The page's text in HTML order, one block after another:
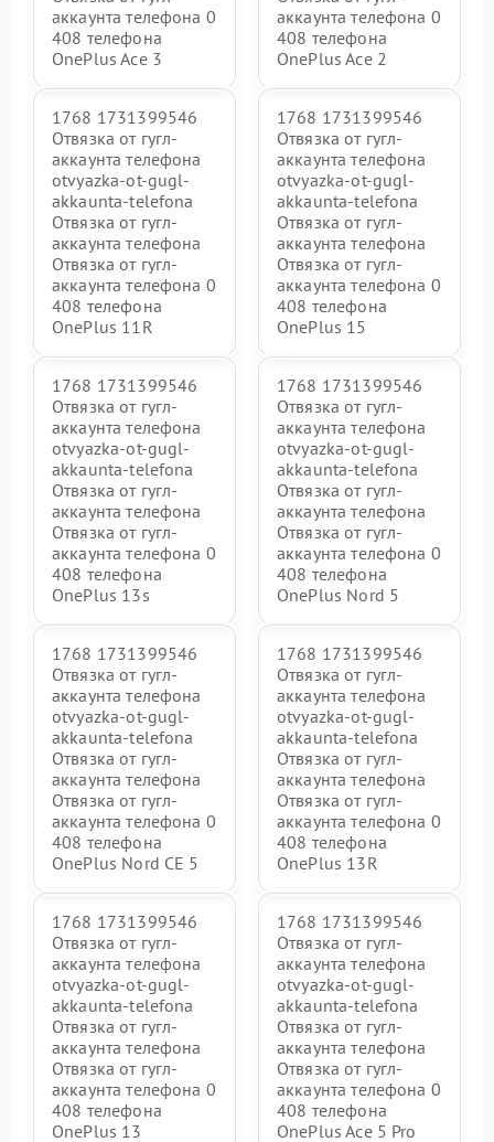
аккаунта телефона 0
408 телефона
OnePlus Ace 3
аккаунта телефона 0
408 телефона
OnePlus Ace 2
1768 1731399546
Отвязка от гугл-
аккаунта телефона
otvyazka-ot-gugl-
akkaunta-telefona
Отвязка от гугл-
аккаунта телефона
Отвязка от гугл-
аккаунта телефона 0
408 телефона
OnePlus 11R
1768 1731399546
Отвязка от гугл-
аккаунта телефона
otvyazka-ot-gugl-
akkaunta-telefona
Отвязка от гугл-
аккаунта телефона
Отвязка от гугл-
аккаунта телефона 0
408 телефона
OnePlus 15
1768 1731399546
Отвязка от гугл-
аккаунта телефона
otvyazka-ot-gugl-
akkaunta-telefona
Отвязка от гугл-
аккаунта телефона
Отвязка от гугл-
аккаунта телефона 0
408 телефона
OnePlus 13s
1768 1731399546
Отвязка от гугл-
аккаунта телефона
otvyazka-ot-gugl-
akkaunta-telefona
Отвязка от гугл-
аккаунта телефона
Отвязка от гугл-
аккаунта телефона 0
408 телефона
OnePlus Nord 5
1768 1731399546
Отвязка от гугл-
аккаунта телефона
otvyazka-ot-gugl-
akkaunta-telefona
Отвязка от гугл-
аккаунта телефона
Отвязка от гугл-
аккаунта телефона 0
408 телефона
OnePlus Nord CE 5
1768 1731399546
Отвязка от гугл-
аккаунта телефона
otvyazka-ot-gugl-
akkaunta-telefona
Отвязка от гугл-
аккаунта телефона
Отвязка от гугл-
аккаунта телефона 0
408 телефона
OnePlus 13R
1768 1731399546
Отвязка от гугл-
аккаунта телефона
otvyazka-ot-gugl-
akkaunta-telefona
Отвязка от гугл-
аккаунта телефона
Отвязка от гугл-
аккаунта телефона 0
408 телефона
OnePlus 13
1768 1731399546
Отвязка от гугл-
аккаунта телефона
otvyazka-ot-gugl-
akkaunta-telefona
Отвязка от гугл-
аккаунта телефона
Отвязка от гугл-
аккаунта телефона 0
408 телефона
OnePlus Ace 5 Pro